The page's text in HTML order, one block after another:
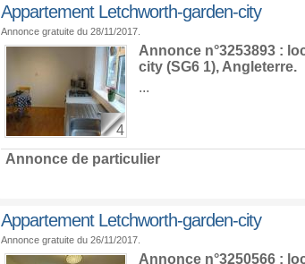
Appartement Letchworth-garden-city
Annonce gratuite du 28/11/2017.
4
Annonce n°3253893 :
city(SG6 1), Angleterre.
...
Annonce de particulier
Appartement Letchworth-garden-city
Annonce gratuite du 26/11/2017.
Annonce n°3250566 :